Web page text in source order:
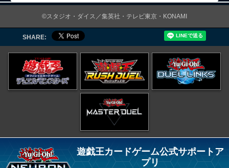
©スタジオ・ダイス／集英社・テレビ東京・KONAMI
SHARE:
遊戯王カードゲーム公式サポートア
プリ